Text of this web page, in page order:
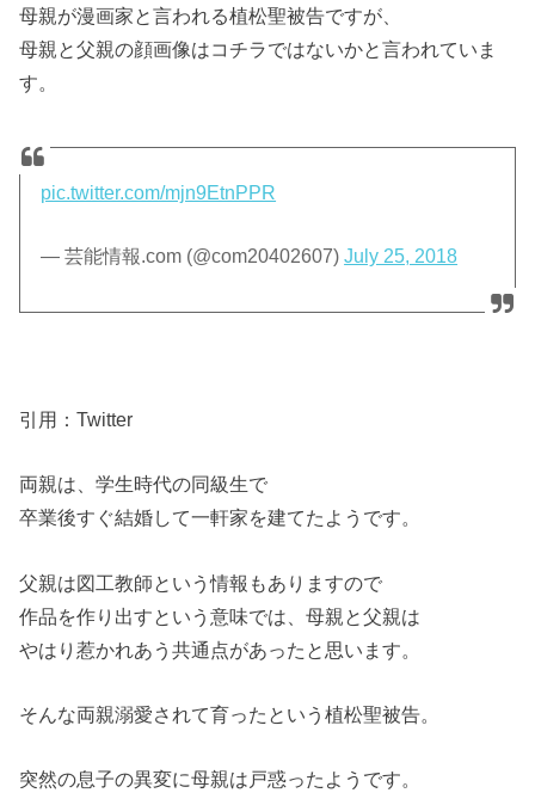
母親が漫画家と言われる植松聖被告ですが、
母親と父親の顔画像はコチラではないかと言われていま
す。
pic.twitter.com/mjn9EtnPPR
— 芸能情報.com (@com20402607)July 25, 2018
引用：Twitter
両親は、学生時代の同級生で
卒業後すぐ結婚して一軒家を建てたようです。
父親は図工教師という情報もありますので
作品を作り出すという意味では、母親と父親は
やはり惹かれあう共通点があったと思います。
そんな両親溺愛されて育ったという植松聖被告。
突然の息子の異変に母親は戸惑ったようです。